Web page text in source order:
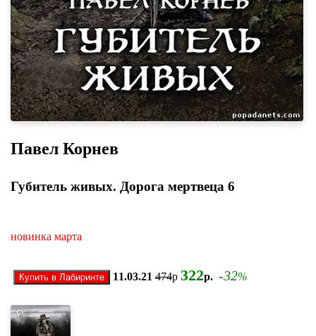
Павел Корнев
Губитель живых. Дорога мертвеца 6
новинка марта
11.03.21 474р 322р. -32%